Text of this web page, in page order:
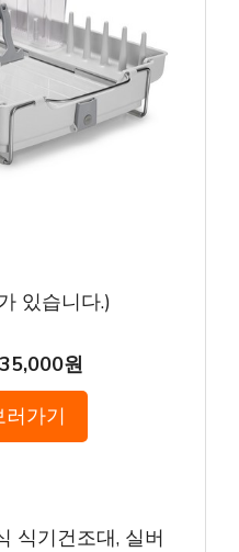
있습니다.)
35,000원
러가기
식기건조대, 실버